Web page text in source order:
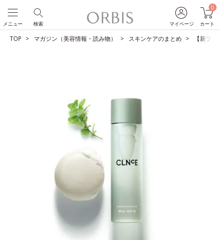
マイページ
0
カート
検索
メニュー
TOP マガジン（美容情報・読み物） スキンケアのまとめ 【新ブ